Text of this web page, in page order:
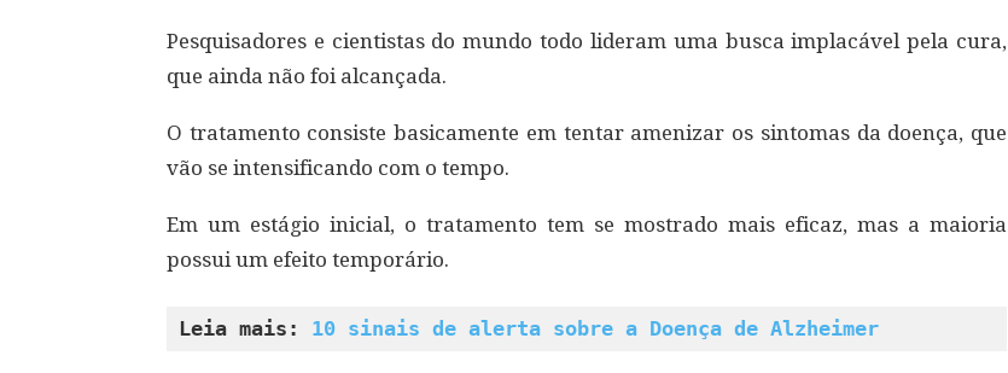
Pesquisadores e cientistas do mundo todo lideram uma busca implacável pela cura,
que ainda não foi alcançada.
O tratamento consiste basicamente em tentar amenizar os sintomas da doença, que
vão se intensificando com o tempo.
Em um estágio inicial, o tratamento tem se mostrado mais eficaz, mas a maioria
possui um efeito temporário.
Leia mais: 10 sinais de alerta sobre a Doença de Alzheimer